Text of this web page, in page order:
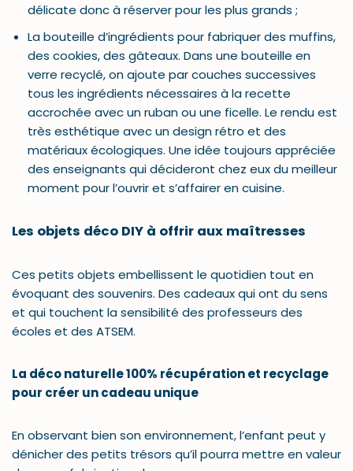
délicate donc à réserver pour les plus grands ;
La bouteille d’ingrédients pour fabriquer des muffins,
des cookies, des gâteaux. Dans une bouteille en
verre recyclé, on ajoute par couches successives
tous les ingrédients nécessaires à la recette
accrochée avec un ruban ou une ficelle. Le rendu est
très esthétique avec un design rétro et des
matériaux écologiques. Une idée toujours appréciée
des enseignants qui décideront chez eux du meilleur
moment pour l’ouvrir et s’affairer en cuisine.
Les objets déco DIY à offrir aux maîtresses
Ces petits objets embellissent le quotidien tout en
évoquant des souvenirs. Des cadeaux qui ont du sens
et qui touchent la sensibilité des professeurs des
écoles et des ATSEM.
La déco naturelle 100% récupération et recyclage
pour créer un cadeau unique
En observant bien son environnement, l’enfant peut y
dénicher des petits trésors qu’il pourra mettre en valeur